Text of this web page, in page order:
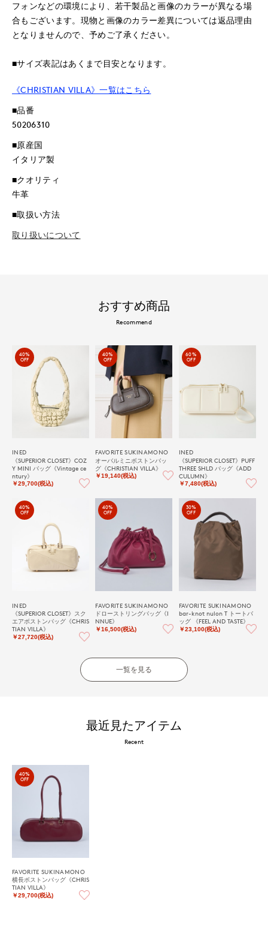
フォンなどの環境により、若干製品と画像のカラーが異なる場
合もございます。現物と画像のカラー差異については返品理由
となりませんので、予めご了承ください。
■サイズ表記はあくまで目安となります。
《CHRISTIAN VILLA》一覧はこちら
■品番
50206310
■原産国
イタリア製
■クオリティ
牛革
■取扱い方法
取り扱いについて
おすすめ商品
Recommend
40%
OFF
INED
《SUPERIOR CLOSET》COZ
Y MINI バッグ《Vintage ce
ntury》
￥29,700(税込)
40%
OFF
FAVORITE SUKINAMONO
オーバルミニボストンバッ
グ《CHRISTIAN VILLA》
￥19,140(税込)
60%
OFF
INED
《SUPERIOR CLOSET》PUFF
THREE SHLD バッグ《ADD
CULUMN》
￥7,480(税込)
40%
OFF
INED
《SUPERIOR CLOSET》スク
エアボストンバッグ《CHRIS
TIAN VILLA》
￥27,720(税込)
40%
OFF
FAVORITE SUKINAMONO
ドローストリングバッグ《I
NNUE》
￥16,500(税込)
30%
OFF
FAVORITE SUKINAMONO
bar-knot nulon T トートバ
ッグ 《FEEL AND TASTE》
￥23,100(税込)
一覧を見る
最近見たアイテム
Recent
40%
OFF
FAVORITE SUKINAMONO
横長ボストンバッグ《CHRIS
TIAN VILLA》
￥29,700(税込)